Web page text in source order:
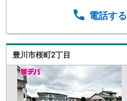
住まいを実現できま
電話でのお問い合わせ
の電話ボタンをタッ
い。
電話する
豊川市桜町2丁目